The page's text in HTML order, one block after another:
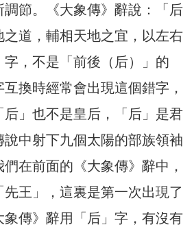
節。《大象傳》辭說：「后
之道，輔相天地之宜，以左右
，不是「前後（后）」的
互換時經常會出現這個錯字，
后」也不是皇后，「后」是君
中射下九個太陽的部族領袖
在前面的《大象傳》辭中，
先王」，這裏是第一次出現了
象傳》辭用「后」字，有沒有